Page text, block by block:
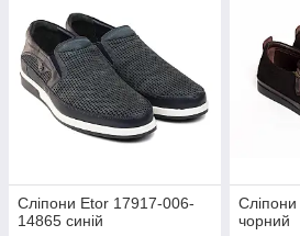
Сліпони Etor 17917-006-
14865 синій
чорний